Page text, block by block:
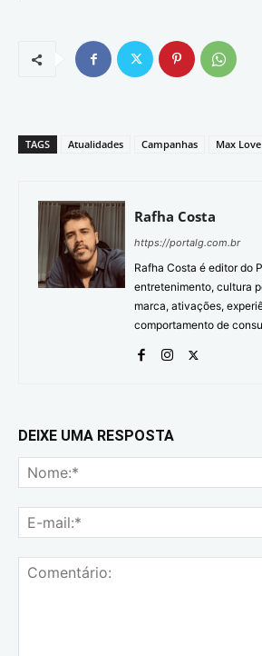
TAGS Atualidades Campanhas Max Love
Rafha Costa
https://portalg.com.br
Rafha Costa é editor do
entretenimento, cultura
marca, ativações,
comportamento de
DEIXE UMA RESPOSTA